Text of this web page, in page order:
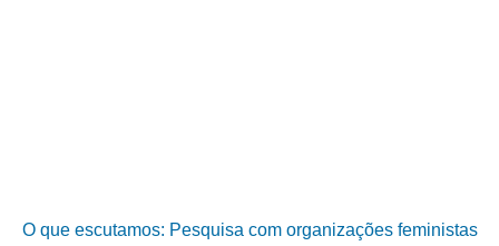
O que escutamos: Pesquisa com organizações feministas